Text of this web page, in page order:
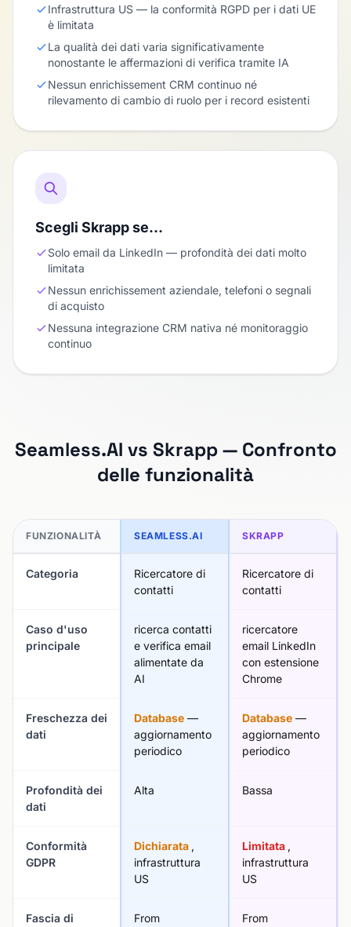
Infrastruttura US — la conformità RGPD per i dati UE
è limitata
La qualità dei dati varia significativamente
nonostante le affermazioni di verifica tramite IA
Nessun enrichissement CRM continuo né
rilevamento di cambio di ruolo per i record esistenti
Scegli Skrapp se…
Solo email da LinkedIn — profondità dei dati molto
limitata
Nessun enrichissement aziendale, telefoni o segnali
di acquisto
Nessuna integrazione CRM nativa né monitoraggio
continuo
Seamless.AI vs Skrapp — Confronto
delle funzionalità
FUNZIONALITÀ SEAMLESS.AI SKRAPP
Categoria
Ricercatore di
contatti
Ricercatore di
contatti
Caso d'uso
principale
ricerca contatti
e verifica email
alimentate da
AI
ricercatore
email LinkedIn
con estensione
Chrome
Freschezza dei
dati
Database —
aggiornamento
periodico
Database —
aggiornamento
periodico
Profondità dei
dati
Alta Bassa
Conformità
GDPR
Dichiarata ,
infrastruttura
US
Limitata ,
infrastruttura
US
Fascia di
From
From